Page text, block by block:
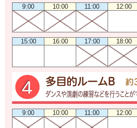
9:00 10:00 11:00 12:00
15:00 16:00 17:00 18:00
9:00 10:00 11:00 12:00